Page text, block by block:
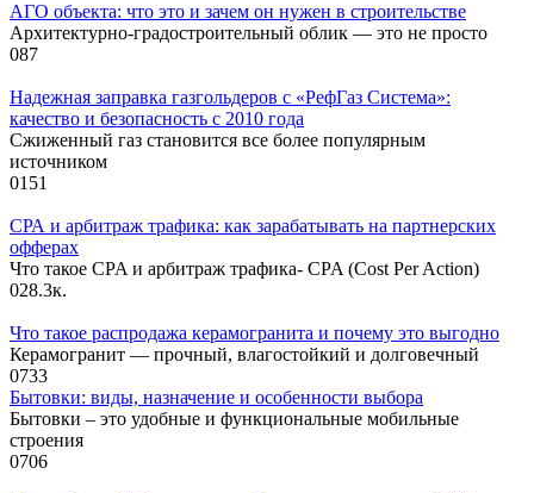
АГО объекта: что это и зачем он нужен в строительстве
Архитектурно-градостроительный облик — это не просто
087
Надежная заправка газгольдеров с «РефГаз Система»:
качество и безопасность с 2010 года
Сжиженный газ становится все более популярным
источником
0151
СРА и арбитраж трафика: как зарабатывать на партнерских
офферах
Что такое CPA и арбитраж трафика- CPA (Cost Per Action)
028.3к.
Что такое распродажа керамогранита и почему это выгодно
Керамогранит — прочный, влагостойкий и долговечный
0733
Бытовки: виды, назначение и особенности выбора
Бытовки – это удобные и функциональные мобильные
строения
0706